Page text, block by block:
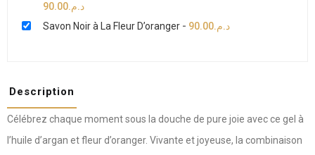
د.م.90.00
Savon Noir à La Fleur D’oranger - د.م.90.00
Description
Célébrez chaque moment sous la douche de pure joie avec ce gel à
l’huile d’argan et fleur d’oranger. Vivante et joyeuse, la combinaison